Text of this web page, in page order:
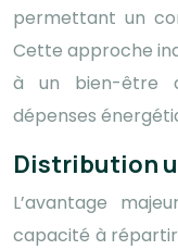
permettant un
Cette approche
à un bien-être
dépenses
Distribution
L’avantage
capacité à répartir